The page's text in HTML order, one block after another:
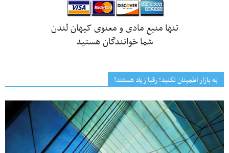
تنها منبع مادی و معنوی کیهان لندن
شما خوانندگان هستید
به بازار اطمینان نکنید؛ رقبا زیاد هستند!